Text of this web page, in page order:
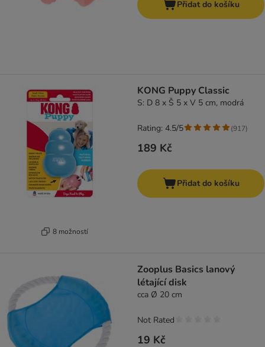
Přidat do košíku
8 možností
KONG Puppy Classic
S: D 8 x Š 5 x V 5 cm, modrá
189 Kč
Rating: 4.5/5 (917)
Přidat do košíku
Zooplus Basics lanový
létající disk
cca Ø 20 cm
19 Kč
Not Rated